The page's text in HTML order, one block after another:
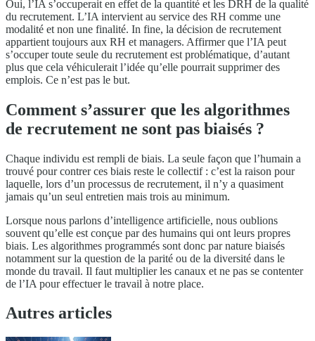
Oui, l’IA s’occuperait en effet de la quantité et les DRH de la qualité
du recrutement. L’IA intervient au service des RH comme une
modalité et non une finalité. In fine, la décision de recrutement
appartient toujours aux RH et managers. Affirmer que l’IA peut
s’occuper toute seule du recrutement est problématique, d’autant
plus que cela véhiculerait l’idée qu’elle pourrait supprimer des
emplois. Ce n’est pas le but.
Comment s’assurer que les algorithmes
de recrutement ne sont pas biaisés ?
Chaque individu est rempli de biais. La seule façon que l’humain a
trouvé pour contrer ces biais reste le collectif : c’est la raison pour
laquelle, lors d’un processus de recrutement, il n’y a quasiment
jamais qu’un seul entretien mais trois au minimum.
Lorsque nous parlons d’intelligence artificielle, nous oublions
souvent qu’elle est conçue par des humains qui ont leurs propres
biais. Les algorithmes programmés sont donc par nature biaisés
notamment sur la question de la parité ou de la diversité dans le
monde du travail. Il faut multiplier les canaux et ne pas se contenter
de l’IA pour effectuer le travail à notre place.
Autres articles